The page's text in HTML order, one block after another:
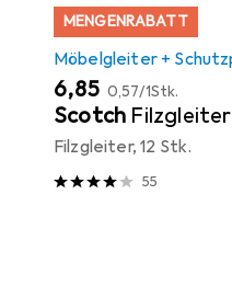
MENGENRABATT
Möbelgleiter +
EUR
6,85 EUR
0,57/1Stk.
Scotch Filzgleiter
Filzgleiter, 12 Stk.
55